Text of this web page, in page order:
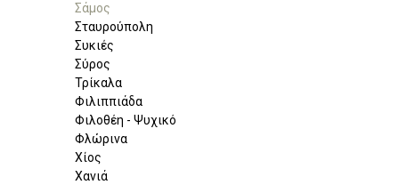
Σάμος
Σταυρούπολη
Συκιές
Σύρος
Τρίκαλα
Φιλιππιάδα
Φιλοθέη - Ψυχικό
Φλώρινα
Χίος
Χανιά